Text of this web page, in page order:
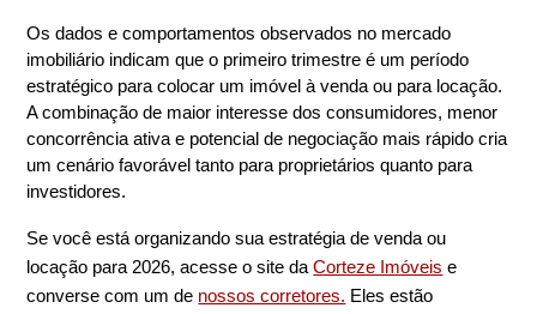
Os dados e comportamentos observados no mercado
imobiliário indicam que o primeiro trimestre é um período
estratégico para colocar um imóvel à venda ou para locação.
A combinação de maior interesse dos consumidores, menor
concorrência ativa e potencial de negociação mais rápido cria
um cenário favorável tanto para proprietários quanto para
investidores.
Se você está organizando sua estratégia de venda ou
locação para 2026, acesse o site daCorteze Imóveis e
converse com um de nossos corretores. Eles estão